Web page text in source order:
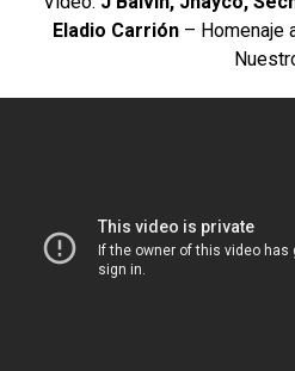
Eladio Carrión– Homenaje